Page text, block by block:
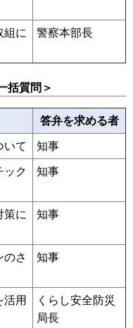
に
警察本部長
括質問＞
答弁を求める者
て 知事
ク
知事
に
知事
さ
知事
用
くらし安全防災
局長